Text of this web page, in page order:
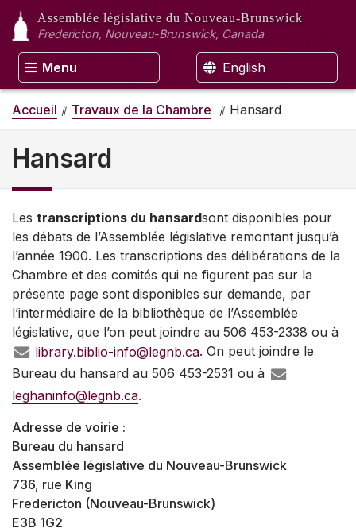
Assemblée législative du Nouveau-Brunswick
Fredericton, Nouveau-Brunswick, Canada
Menu English
Accueil Travaux de la Chambre Hansard
Hansard
Les transcriptions du hansardsont disponibles pour
les débats de l’Assemblée législative remontant jusqu’à
l’année 1900. Les transcriptions des délibérations de la
Chambre et des comités qui ne figurent pas sur la
présente page sont disponibles sur demande, par
l’intermédiaire de la bibliothèque de l’Assemblée
législative, que l’on peut joindre au 506 453-2338 ou à
library.biblio-info@legnb.ca. On peut joindre le
Bureau du hansard au 506 453-2531 ou à
leghaninfo@legnb.ca.
Adresse de voirie :
Bureau du hansard
Assemblée législative du Nouveau-Brunswick
736, rue King
Fredericton (Nouveau-Brunswick)
E3B 1G2